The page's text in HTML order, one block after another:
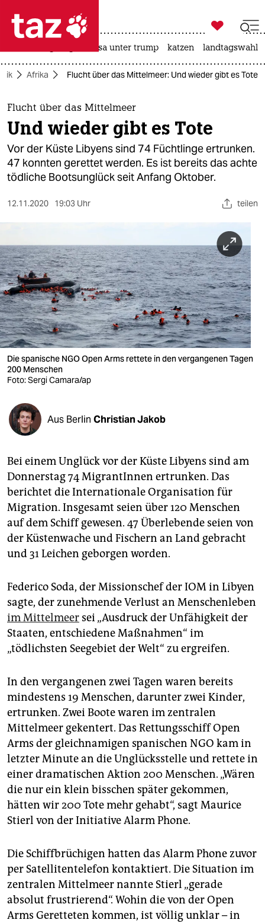
 taz zahl ich
taz zahl ich
themen
politik
öko
sport
berlin
nord
wahrheit
verlag
verlag
shop
fragen & hilfe
unterstützen
abo
genossenschaft
epaper login

taz zahl ich
usa unter trump katzen landtagswahl
Afrika Flucht über das Mittelmeer: Und wieder gibt es Tote
Flucht über das Mittelmeer
Und wieder gibt es Tote
Vor der Küste Libyens sind 74 Füchtlinge ertrunken.
47 konnten gerettet werden. Es ist bereits das achte
tödliche Bootsunglück seit Anfang Oktober.
12.11.2020 19:03 Uhr teilen
Die spanische NGO Open Arms rettete in den vergangenen Tagen
200 Menschen
Foto: Sergi Camara/ap
Aus Berlin Christian Jakob
Bei einem Unglück vor der Küste Libyens sind am
Donnerstag 74 MigrantInnen ertrunken. Das
berichtet die Internationale Organisation für
Migration. Insgesamt seien über 120 Menschen
auf dem Schiff gewesen. 47 Überlebende seien von
der Küstenwache und Fischern an Land gebracht
und 31 Leichen geborgen worden.
Federico Soda, der Missionschef der IOM in Libyen
sagte, der zunehmende Verlust an Menschenleben
im Mittelmeer sei „Ausdruck der Unfähigkeit der
Staaten, entschiedene Maßnahmen“ im
„tödlichsten Seegebiet der Welt“ zu ergreifen.
In den vergangenen zwei Tagen waren bereits
mindestens 19 Menschen, darunter zwei Kinder,
ertrunken. Zwei Boote waren im zentralen
Mittelmeer gekentert. Das Rettungsschiff Open
Arms der gleichnamigen spanischen NGO kam in
letzter Minute an die Unglücksstelle und rettete in
einer dramatischen Aktion 200 Menschen. „Wären
die nur ein klein bisschen später gekommen,
hätten wir 200 Tote mehr gehabt“, sagt Maurice
Stierl von der Initiative Alarm Phone.
Die Schiffbrüchigen hatten das Alarm Phone zuvor
per Satellitentelefon kontaktiert. Die Situation im
zentralen Mittelmeer nannte Stierl „gerade
absolut frustrierend“. Wohin die von der Open
Arms Geretteten kommen, ist völlig unklar – in